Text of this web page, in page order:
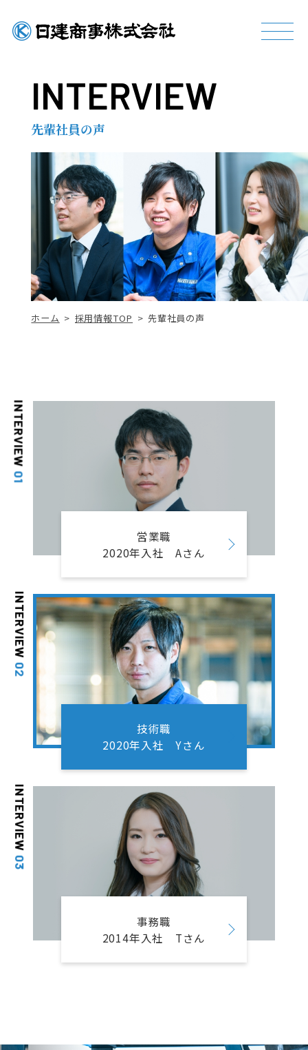
INTERVIEW
先輩社員の声
ホーム 採用情報TOP 先輩社員の声
営業職
2020年入社 Aさん
INTERVIEW
01
技術職
2020年入社 Yさん
INTERVIEW
02
事務職
2014年入社 Tさん
INTERVIEW
03